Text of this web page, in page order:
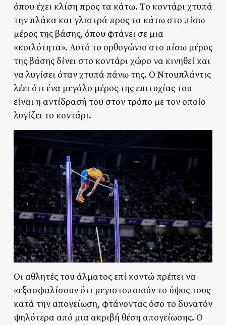
όπου έχει κλίση προς τα κάτω. Το κοντάρι χτυπά
την πλάκα και γλιστρά προς τα κάτω στο πίσω
μέρος της βάσης, όπου φτάνει σε μια
«κοιλότητα». Αυτό το ορθογώνιο στο πίσω μέρος
της βάσης δίνει στο κοντάρι χώρο να κινηθεί και
να λυγίσει όταν χτυπά πάνω της. Ο Ντουπλάντις
λέει ότι ένα μεγάλο μέρος της επιτυχίας του
είναι η αντίδρασή του στον τρόπο με τον οποίο
λυγίζει το κοντάρι.
Οι αθλητές του άλματος επί κοντώ πρέπει να
«εξασφαλίσουν ότι μεγιστοποιούν το ύψος τους
κατά την απογείωση, φτάνοντας όσο το δυνατόν
ψηλότερα από μια ακριβή θέση απογείωσης. Ο